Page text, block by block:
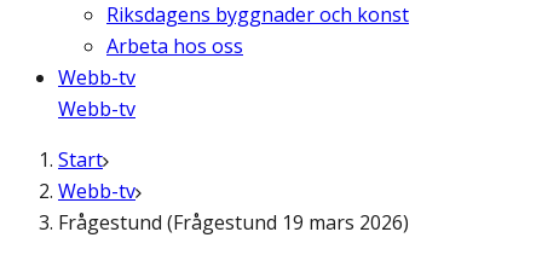
Riksdagens byggnader och konst
Arbeta hos oss
Webb-tv
Webb-tv
Start
Webb-tv
Frågestund (Frågestund 19 mars 2026)